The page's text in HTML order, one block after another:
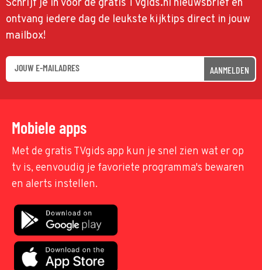
Schrijf je in voor de gratis TVgids.nl nieuwsbrief en
ontvang iedere dag de leukste kijktips direct in jouw
mailbox!
AANMELDEN
Mobiele apps
Met de gratis TVgids app kun je snel zien wat er op
tv is, eenvoudig je favoriete programma's bewaren
en alerts instellen.